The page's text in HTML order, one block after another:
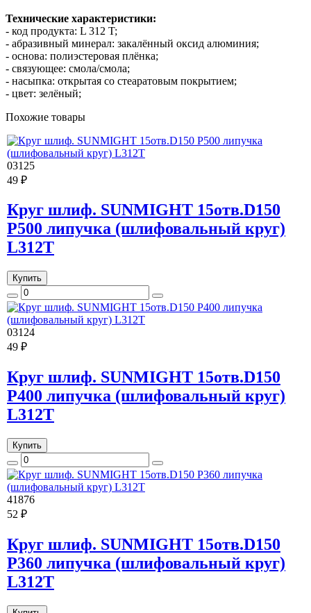
Технические характеристики:
- код продукта: L 312 T;
- абразивный минерал: закалённый оксид алюминия;
- основа: полиэстеровая плёнка;
- связующее: смола/смола;
- насыпка: открытая со стеаратовым покрытием;
- цвет: зелёный;
Похожие товары
03125
49 ₽
Круг шлиф. SUNMIGHT 15отв.D150
Р500 липучка (шлифовальный круг)
L312T
Купить
03124
49 ₽
Круг шлиф. SUNMIGHT 15отв.D150
Р400 липучка (шлифовальный круг)
L312T
Купить
41876
52 ₽
Круг шлиф. SUNMIGHT 15отв.D150
Р360 липучка (шлифовальный круг)
L312T